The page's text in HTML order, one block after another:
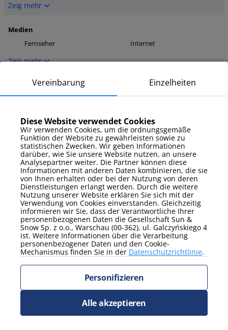
Zeig mehr
Medien
Fernseher
Internet
Zeig mehr
Parkplatz
Außenstellplatz
Zeig mehr
Zusatzausstattung
Bügeleisen
Bettwäsche und
Handtücher
Gartenmöbel
Zeig mehr
Zusätzliche Eigenschaften
Arbeitsurlaub
Balkon / Terrasse
Garten
Zeig mehr
Abonnieren Sie
den Newsletterund bleiben Sie mit
uns auf dem Laufenden. Ganz Polen
Vereinbarung Einzelheiten
Diese Website verwendet Cookies
Wir verwenden Cookies, um die ordnungsgemäße
Funktion der Website zu gewährleisten sowie zu
statistischen Zwecken. Wir geben Informationen
darüber, wie Sie unsere Website nutzen, an unsere
Analysepartner weiter. Die Partner können diese
Informationen mit anderen Daten kombinieren, die sie
von Ihnen erhalten oder bei der Nutzung von deren
Dienstleistungen erlangt werden. Durch die weitere
Nutzung unserer Website erklären Sie sich mit der
Verwendung von Cookies einverstanden. Gleichzeitig
informieren wir Sie, dass der Verantwortliche Ihrer
personenbezogenen Daten die Gesellschaft Sun &
Snow Sp. z o.o., Warschau (00-362), ul. Galczyńskiego 4
ist. Weitere Informationen über die Verarbeitung
personenbezogener Daten und den Cookie-
Mechanismus finden Sie in der Datenschutzrichtlinie.
Personifizieren
Alle akzeptieren